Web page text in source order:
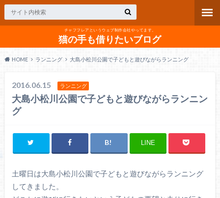
チャフフレアというウェブ制作会社やってます。
猫の手も借りたいブログ
HOME ランニング 大島小松川公園で子どもと遊びながらランニング
2016.06.15 ランニング
大島小松川公園で子どもと遊びながらランニン
グ
LINE
土曜日は大島小松川公園で子どもと遊びながらランニング
してきました。